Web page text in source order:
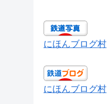
にほんブログ村
にほんブログ村